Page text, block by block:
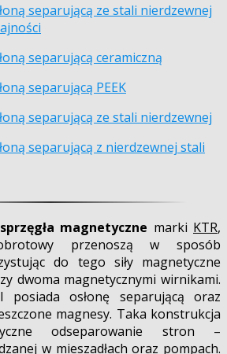
sprzęgła magnetyczne marki KTR,
przenoszą w sposób
do tego siły magnetyczne
dwoma magnetycznymi wirnikami.
posiada osłonę separującą oraz
magnesy. Taka konstrukcja
odseparowanie stron –
w mieszadłach oraz pompach.